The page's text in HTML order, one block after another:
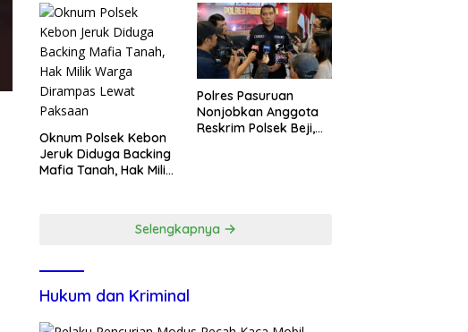
Trenggalek
Secara Cuma-cuma
Oknum Polsek Kebon
Jeruk Diduga Backing
Mafia Tanah, Hak Milik
Polres Pasuruan
Nonjobkan Anggota
Reskrim Polsek Beji,
Selengkapnya
Hukum dan Kriminal